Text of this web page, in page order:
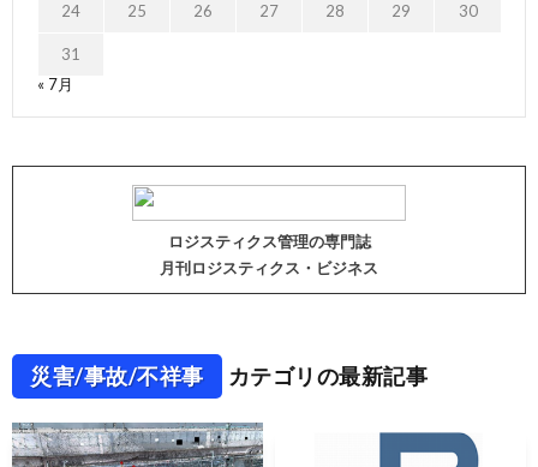
24 25 26 27 28 29 30
31
« 7月
ロジスティクス管理の専門誌
月刊ロジスティクス・ビジネス
災害/事故/不祥事 カテゴリの最新記事